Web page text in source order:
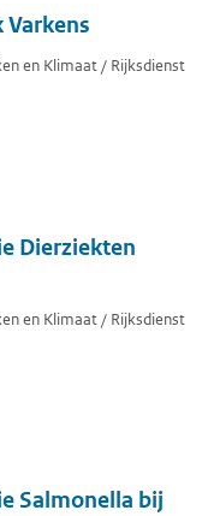
en Klimaat / Rijksdienst
Dierziekten
en Klimaat / Rijksdienst
Salmonella bij